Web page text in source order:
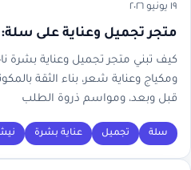
١٩ يونيو ٢٠٢٦
متجر تجميل وعناية على سلة:
كيف تبني متجر تجميل وعناية بشرة
ومكياج وعناية شعر، بناء الثقة
قبل وبعد، ومواسم ذروة الطلب
سلة تجميل عناية بشرة